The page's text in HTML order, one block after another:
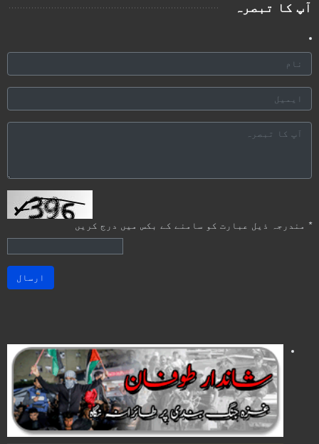
آپ کا تبصرہ
* مندرجہ ذیل عبارت کو سامنے کے بکس میں درج کریں
ارسال